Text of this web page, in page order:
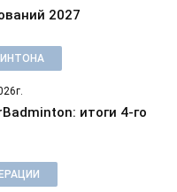
2027
итоги 4-го